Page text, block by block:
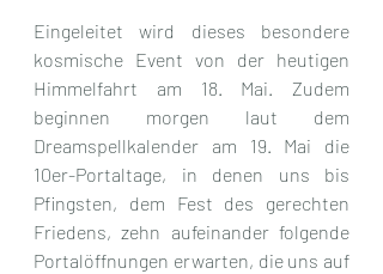
Eingeleitet wird dieses besondere
kosmische Event von der heutigen
Himmelfahrt am 18. Mai. Zudem
beginnen morgen laut dem
Dreamspellkalender am 19. Mai die
10er-Portaltage, in denen uns bis
Pfingsten, dem Fest des gerechten
Friedens, zehn aufeinander folgende
Portalöffnungen erwarten, die uns auf